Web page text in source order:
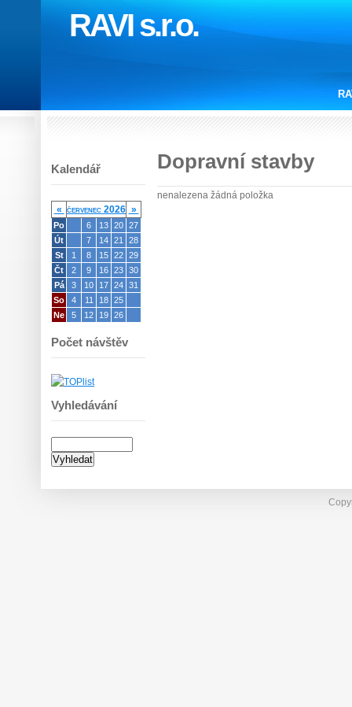
RAVI s.r.o.
Kalendář
« červenec 2026 »
Po 6 13 20 27
Út
7 14 21
28
St
1 8 15 22 29
Čt
2 9 16 23 30
Pá
3 10 17 24 31
So
4 11 18 25
Ne
5 12 19 26
Počet návštěv
Vyhledávání
Dopravní stavby
nenalezena žádná položka